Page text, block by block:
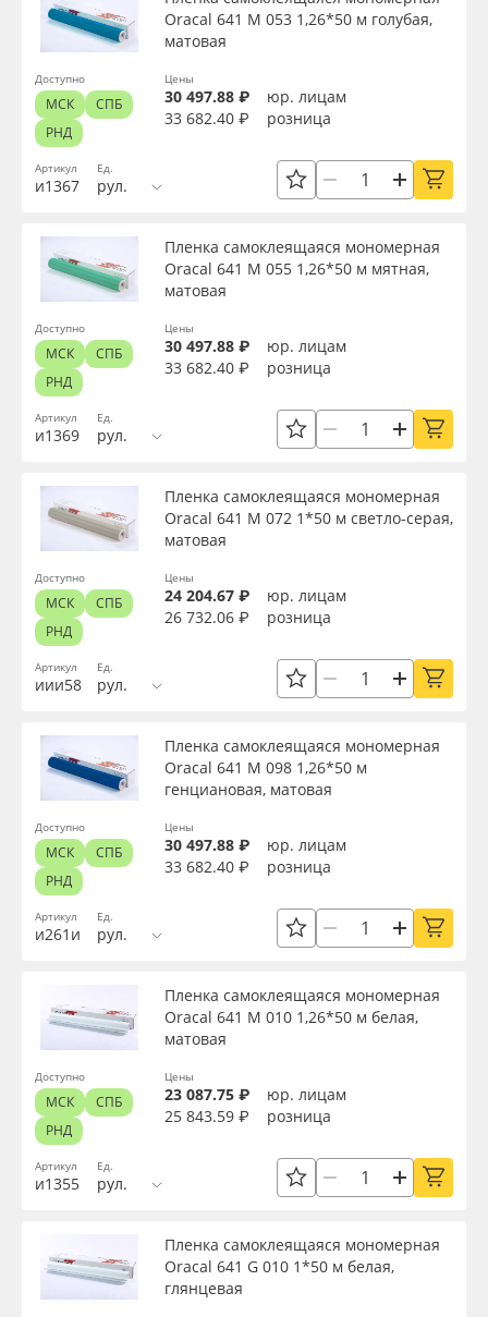
Артикул
и1367
Oracal 641 M 053 1,26*50 м голубая,
матовая
Ед.
рул.
Цены
30 497.88 ₽
юр. лицам
33 682.40 ₽
розница
Доступно
МСК
СПБ
РНД
Артикул
и1369
Пленка самоклеящаяся мономерная
Oracal 641 M 055 1,26*50 м мятная,
матовая
Ед.
рул.
Цены
30 497.88 ₽
юр. лицам
33 682.40 ₽
розница
Доступно
МСК
СПБ
РНД
Артикул
иии58
Пленка самоклеящаяся мономерная
Oracal 641 M 072 1*50 м светло-серая,
матовая
Ед.
рул.
Цены
24 204.67 ₽
юр. лицам
26 732.06 ₽
розница
Доступно
МСК
СПБ
РНД
Артикул
и261и
Пленка самоклеящаяся мономерная
Oracal 641 M 098 1,26*50 м
генциановая, матовая
Ед.
рул.
Цены
30 497.88 ₽
юр. лицам
33 682.40 ₽
розница
Доступно
МСК
СПБ
РНД
Артикул
и1355
Пленка самоклеящаяся мономерная
Oracal 641 M 010 1,26*50 м белая,
матовая
Ед.
рул.
Цены
23 087.75 ₽
юр. лицам
25 843.59 ₽
розница
Доступно
МСК
СПБ
РНД
Пленка самоклеящаяся мономерная
Oracal 641 G 010 1*50 м белая,
глянцевая